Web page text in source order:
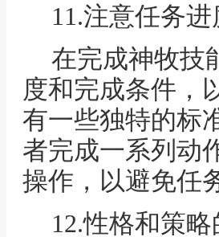
11.注意任务
在完成神牧技
度和完成条件，
有一些独特的标
者完成一系列动
操作，以避免任
12.性格和策